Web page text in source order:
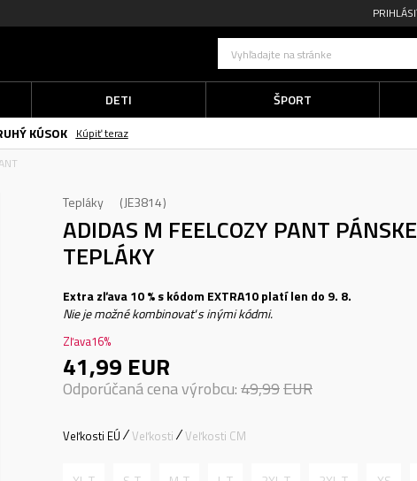
Vyhľadajte na stránke
DETI ŠPORT
KÚSOK
Kúpiť teraz
Tepláky JE3814
ADIDAS M FEELCOZY PANT
TEPLÁKY
Extra zľava 10 % s kódom EXTRA10 platí len do 9. 8.
Nie je možné kombinovať s inými kódmi.
Zľava16%
41,99 EUR
Odporúčaná cena výrobcu:49,99EUR
Veľkosti EÚ Veľkosti Veľkosti CM